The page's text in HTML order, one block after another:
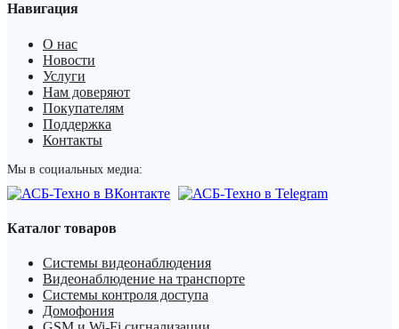
Навигация
О нас
Новости
Услуги
Нам доверяют
Покупателям
Поддержка
Контакты
Мы в социальных медиа:
Каталог товаров
Системы видеонаблюдения
Видеонаблюдение на транспорте
Системы контроля доступа
Домофония